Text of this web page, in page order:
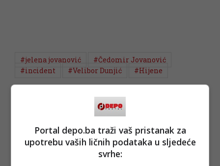
#jelena jovanović
#Čedomir Jovanović
#incident
#Velibor Dunjić #Hijene
Portal depo.ba traži vaš pristanak za
upotrebu vaših ličnih podataka u sljedeće
svrhe: